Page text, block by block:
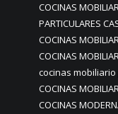
COCINAS
PARTICULARES
COCINAS
COCINAS
cocinas
COCINAS
COCINAS